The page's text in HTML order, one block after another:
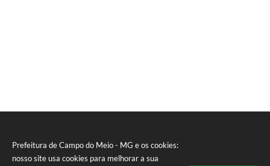
Prefeitura de Campo do Meio - MG e os cookies:
nosso site usa cookies para melhorar a sua